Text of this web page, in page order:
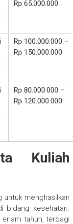
Rp 65.000.000
Rp 100.000.000 –
Rp 150.000.000
Rp 80.000.000 –
Rp 120.000.000
Kuliah
untuk menghasilkan
bidang kesehatan.
tahun, terbagi